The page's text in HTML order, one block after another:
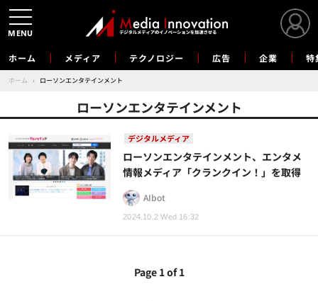
ホーム メディア テクノロジー 広告 企業 特
ホーム › ローソンエンタテインメント
ローソンエンタテインメント
デジタルメディア
2024.10.2 Wed 16:32
ローソンエンタテインメント、エンタメ
情報メディア「クランクイン！」を取得
AIbot
Page 1 of 1
MENU